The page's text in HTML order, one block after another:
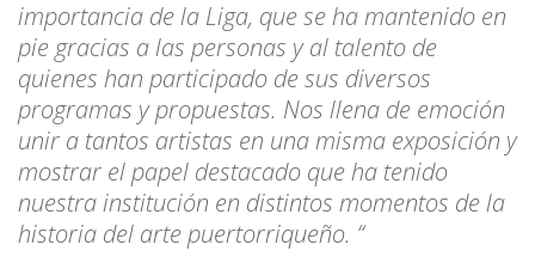
importancia de la Liga, que se ha mantenido en
pie gracias a las personas y al talento de
quienes han participado de sus diversos
programas y propuestas. Nos llena de emoción
unir a tantos artistas en una misma exposición y
mostrar el papel destacado que ha tenido
nuestra institución en distintos momentos de la
historia del arte puertorriqueño. “